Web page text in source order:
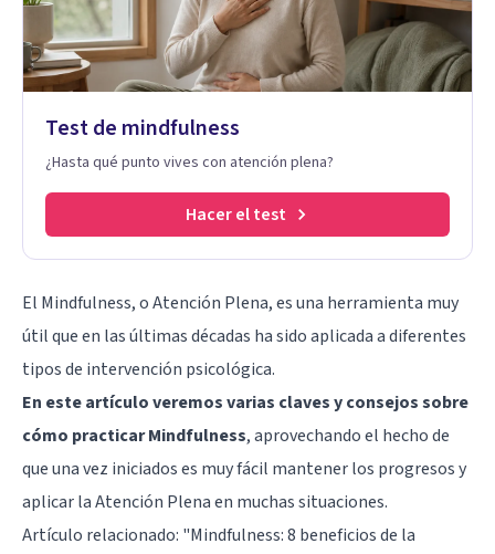
Test de mindfulness
¿Hasta qué punto vives con atención plena?
Hacer el test
El Mindfulness, o Atención Plena, es una herramienta muy
útil que en las últimas décadas ha sido aplicada a diferentes
tipos de intervención psicológica.
En este artículo veremos varias claves y consejos sobre
cómo practicar Mindfulness, aprovechando el hecho de
que una vez iniciados es muy fácil mantener los progresos y
aplicar la Atención Plena en muchas situaciones.
Artículo relacionado: "Mindfulness: 8 beneficios de la